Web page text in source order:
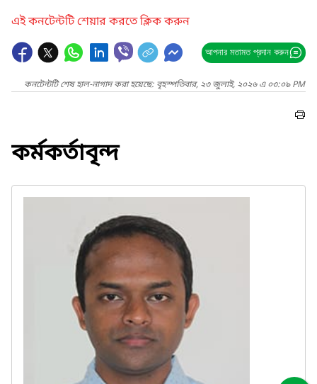
এই কনটেন্টটি শেয়ার করতে ক্লিক করুন
আপনার মতামত প্রদান করুন
কনটেন্টটি শেষ হাল-নাগাদ করা হয়েছে: বৃহস্পতিবার, ২৩ জুলাই, ২০২৬ এ ০৩:০৯ PM
কর্মকর্তাবৃন্দ